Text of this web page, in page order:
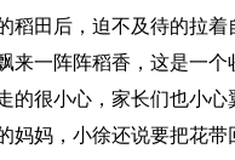
稻田后，迫不及待的拉
来一阵阵稻香，这是一
的很小心，家长们也小
妈妈，小徐还说要把花带